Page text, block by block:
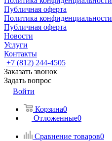
Публичная оферта
Политика конфиденциальности
Публичная оферта
Новости
Услуги
Контакты
+7 (812) 244-4505
Заказать звонок
Задать вопрос
Войти
Корзина0
Отложенные0
Сравнение товаров0